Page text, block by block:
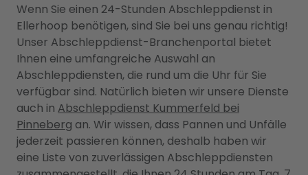
Wenn Sie einen 24-Stunden Abschleppdienst in
Ellerhoop benötigen, sind Sie bei uns genau richtig!
Unser Abschleppdienst-Branchenportal bietet
Ihnen eine umfangreiche Auswahl an
Abschleppdiensten, die rund um die Uhr für Sie
verfügbar sind. Natürlich bieten wir unsere Dienste
auch in Abschleppdienst Kummerfeld bei
Pinneberg an. Wir wissen, dass Pannen und Unfälle
jederzeit passieren können, deshalb haben wir
eine Liste von zuverlässigen Abschleppdiensten